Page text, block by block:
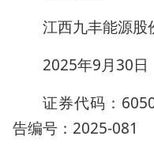
江西九丰能源股
2025年9月30日
证券代码：
告编号：2025-081